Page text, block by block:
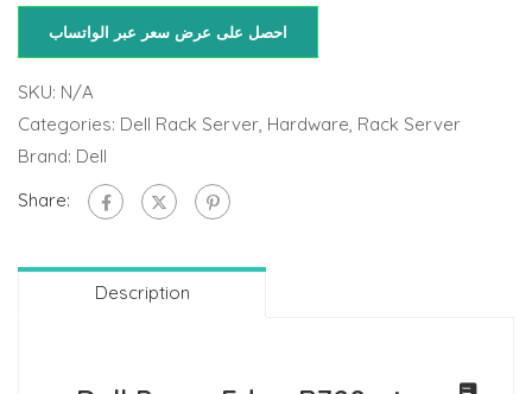
احصل على عرض سعر عبر الواتساب
SKU: N/A
Categories: Dell Rack Server Hardware Rack Server
Brand: Dell
Share:
Description